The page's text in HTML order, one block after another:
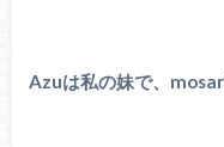
Azuは私の妹で、